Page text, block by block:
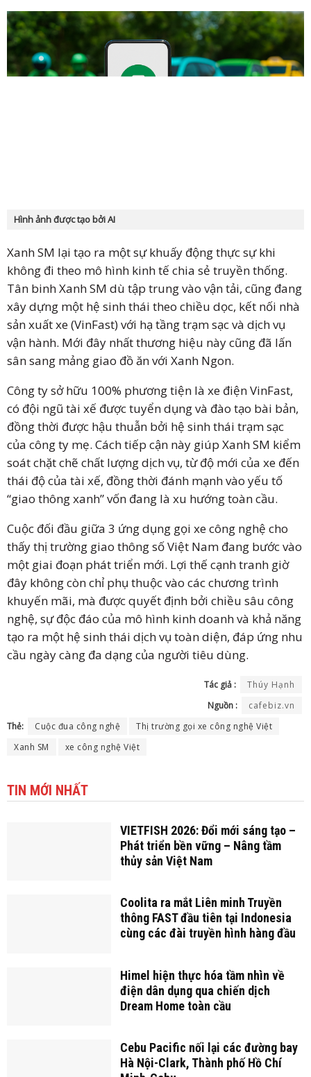
Hình ảnh được tạo bởi AI
Xanh SM lại tạo ra một sự khuấy động thực sự khi
không đi theo mô hình kinh tế chia sẻ truyền thống.
Tân binh Xanh SM dù tập trung vào vận tải, cũng đang
xây dựng một hệ sinh thái theo chiều dọc, kết nối nhà
sản xuất xe (VinFast) với hạ tầng trạm sạc và dịch vụ
vận hành. Mới đây nhất thương hiệu này cũng đã lấn
sân sang mảng giao đồ ăn với Xanh Ngon.
Công ty sở hữu 100% phương tiện là xe điện VinFast,
có đội ngũ tài xế được tuyển dụng và đào tạo bài bản,
đồng thời được hậu thuẫn bởi hệ sinh thái trạm sạc
của công ty mẹ. Cách tiếp cận này giúp Xanh SM kiểm
soát chặt chẽ chất lượng dịch vụ, từ độ mới của xe đến
thái độ của tài xế, đồng thời đánh mạnh vào yếu tố
“giao thông xanh” vốn đang là xu hướng toàn cầu.
Cuộc đối đầu giữa 3 ứng dụng gọi xe công nghệ cho
thấy thị trường giao thông số Việt Nam đang bước vào
một giai đoạn phát triển mới. Lợi thế cạnh tranh giờ
đây không còn chỉ phụ thuộc vào các chương trình
khuyến mãi, mà được quyết định bởi chiều sâu công
nghệ, sự độc đáo của mô hình kinh doanh và khả năng
tạo ra một hệ sinh thái dịch vụ toàn diện, đáp ứng nhu
cầu ngày càng đa dạng của người tiêu dùng.
Tác giả :
Thúy Hạnh
Nguồn :
cafebiz.vn
Thẻ:
Cuộc đua công nghệ
Thị trường gọi xe công nghệ Việt
Xanh SM
xe công nghệ Việt
TIN MỚI NHẤT
VIETFISH 2026: Đổi mới sáng tạo –
Phát triển bền vững – Nâng tầm
thủy sản Việt Nam
Coolita ra mắt Liên minh Truyền
thông FAST đầu tiên tại Indonesia
cùng các đài truyền hình hàng đầu
Himel hiện thực hóa tầm nhìn về
điện dân dụng qua chiến dịch
Dream Home toàn cầu
Cebu Pacific nối lại các đường bay
Hà Nội-Clark, Thành phố Hồ Chí